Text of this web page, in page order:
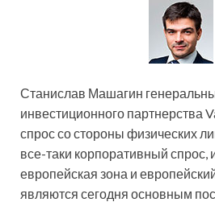
Станислав Машагин
инвестиционного партнерства
спрос со стороны физических
все-таки корпоративный спрос,
европейская зона и
являются сегодня основным